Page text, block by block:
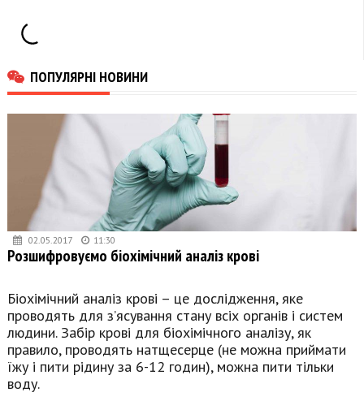
ПОПУЛЯРНІ НОВИНИ
02.05.2017 11:30
Розшифровуємо біохімічний аналіз крові
Біохімічний аналіз крові – це дослідження, яке
проводять для з’ясування стану всіх органів і систем
людини. Забір крові для біохімічного аналізу, як
правило, проводять натщесерце (не можна приймати
їжу і пити рідину за 6-12 годин), можна пити тільки
воду.